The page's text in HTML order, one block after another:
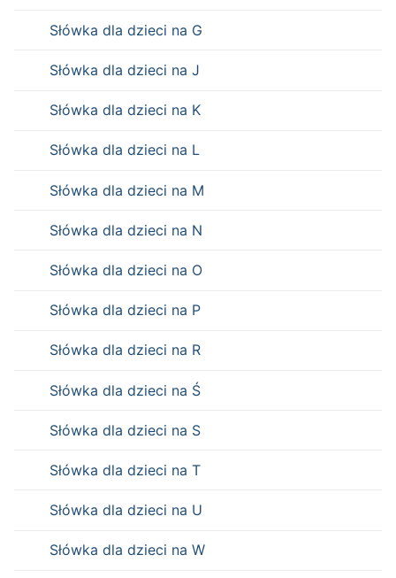
Słówka dla dzieci na G
Słówka dla dzieci na J
Słówka dla dzieci na K
Słówka dla dzieci na L
Słówka dla dzieci na M
Słówka dla dzieci na N
Słówka dla dzieci na O
Słówka dla dzieci na P
Słówka dla dzieci na R
Słówka dla dzieci na Ś
Słówka dla dzieci na S
Słówka dla dzieci na T
Słówka dla dzieci na U
Słówka dla dzieci na W